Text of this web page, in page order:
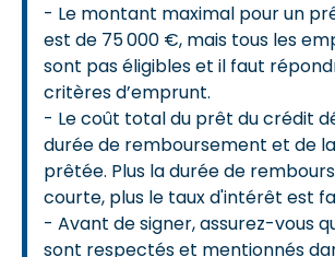
- Le montant maximal pour un
est de 75 000 €, mais tous les
sont pas éligibles et il faut
critères d’emprunt.
- Le coût total du prêt du crédit
durée de remboursement et de
prêtée. Plus la durée de
courte, plus le taux d'intérêt est
- Avant de signer, assurez-vous
sont respectés et mentionnés